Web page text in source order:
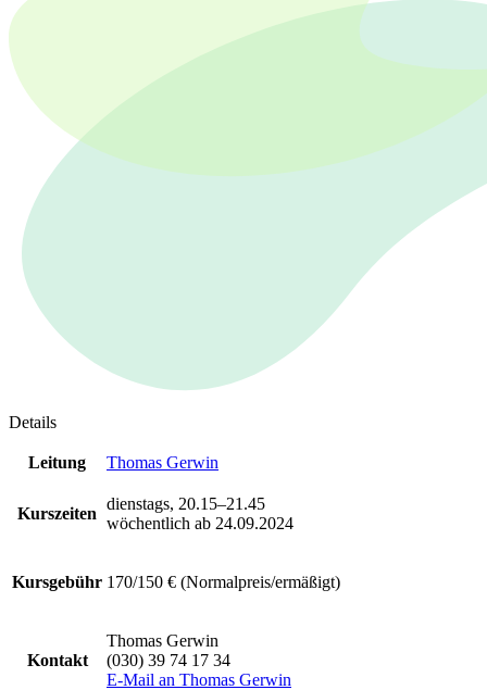
Details
Leitung Thomas Gerwin
Kurszeiten
dienstags, 20.15–21.45
wöchentlich ab 24.09.2024
Kursgebühr 170/150 € (Normalpreis/ermäßigt)
Kontakt
Thomas Gerwin
(030) 39 74 17 34
E-Mail an Thomas Gerwin